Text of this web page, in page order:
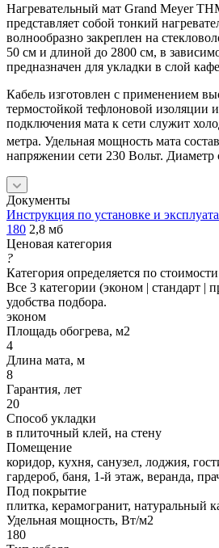
Нагревательный мат Grand Meyer
представляет собой тонкий
волнообразно закреплен на
50 см и длиной до 2800 см, в
предназначен для укладки в слой
Кабель изготовлен с применением
термостойкой тефлоновой изоляции
подключения мата к сети служит
метра. Удельная мощность мата
напряжении сети 230 Вольт. Диаметр
Документы
Инструкция по установке и
180 2,8 мб
Ценовая категория
?
Категория определяется по
Все 3 категории (эконом | стандарт |
удобства подбора.
эконом
Площадь обогрева, м2
4
Длина мата, м
8
Гарантия, лет
20
Способ укладки
в плиточный клей, на стену
Помещение
коридор, кухня, санузел, лоджия,
гардероб, баня, 1-й этаж, веранда,
Под покрытие
плитка, керамогранит, натуральный
Удельная мощность, Вт/м2
180